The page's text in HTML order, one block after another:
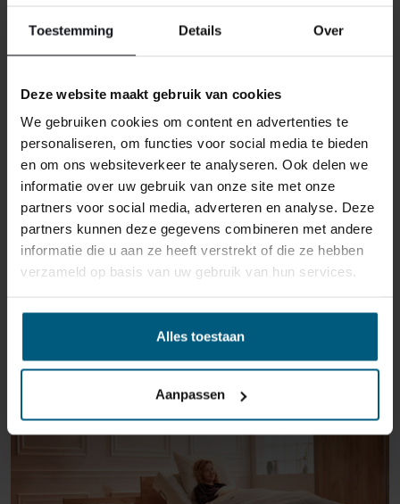
Toestemming Details Over
Deze website maakt gebruik van cookies
We gebruiken cookies om content en advertenties te
personaliseren, om functies voor social media te bieden
en om ons websiteverkeer te analyseren. Ook delen we
informatie over uw gebruik van onze site met onze
partners voor social media, adverteren en analyse. Deze
partners kunnen deze gegevens combineren met andere
informatie die u aan ze heeft verstrekt of die ze hebben
verzameld op basis van uw gebruik van hun services.
Alles toestaan
Aanpassen
dagen na ontvangst zonder opgave van reden te
Mocht het product beschadigd zijn of is de verpakking
meer beschadigd dan nodig, dan kunnen we deze
waardevermindering van het product aan u
doorberekenen.
GERELATEERDE PRODUCTEN